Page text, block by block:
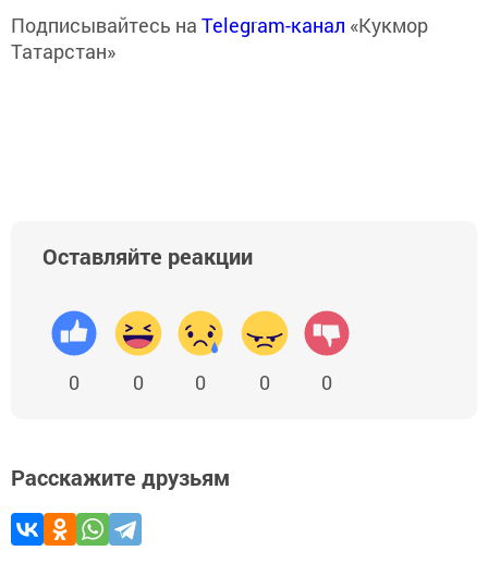
Подписывайтесь на Telegram-канал «Кукмор
Татарстан»
Оставляйте реакции
0 0 0 0 0
Расскажите друзьям